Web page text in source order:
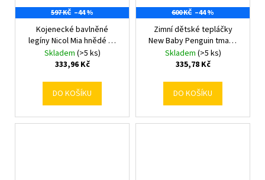
597 KČ –44 %
Kojenecké bavlněné
legíny Nicol Mia hnědé 68
(4-6m)
Skladem (>5 ks)
333,96 Kč
DO KOŠÍKU
600 KČ –44 %
Zimní dětské tepláčky
New Baby Penguin tmavě
modré 62 (3-6m)
Skladem (>5 ks)
335,78 Kč
DO KOŠÍKU